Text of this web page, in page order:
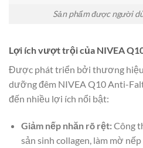
Sản phẩm được người
Lợi ích vượt trội của NIVEA
Được phát triển bởi thương hiệu
dưỡng đêm NIVEA Q10 Anti-
đến nhiều lợi ích nổi bật:
Giảm nếp nhăn rõ rệt:Công
sản sinh collagen, làm mờ